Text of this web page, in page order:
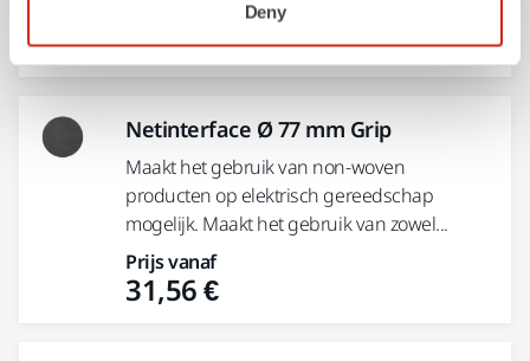
Deny
95,37 €
Netinterface Ø 77 mm Grip
Maakt het gebruik van non-woven
producten op elektrisch gereedschap
mogelijk. Maakt het gebruik van zowel...
Prijs vanaf
31,56 €